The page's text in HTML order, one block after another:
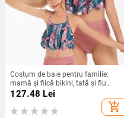
Costum de baie pentru familie:
mamă și fiică bikini, tată și fiu
șorturi de plajă cu talie elastică
127.48 Lei
add_shopping_cart